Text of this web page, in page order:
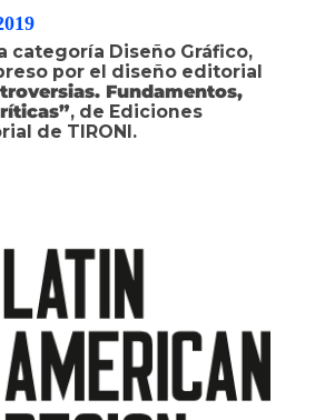
categoría Diseño Gráfico,
por el diseño editorial
Fundamentos,
, de Ediciones
de TIRONI.